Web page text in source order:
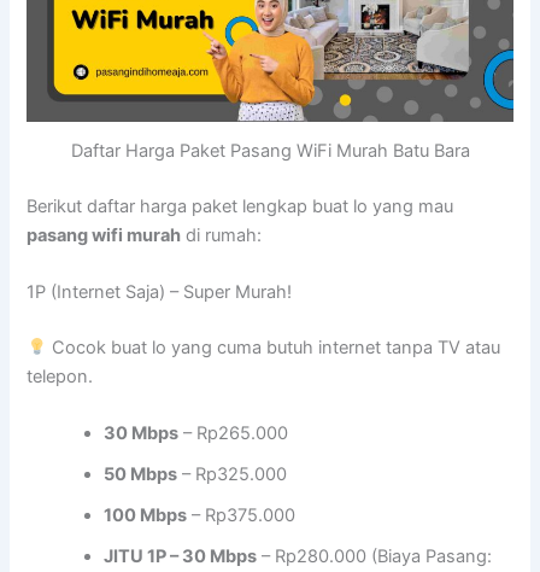
Daftar Harga Paket Pasang WiFi Murah Batu Bara
Berikut daftar harga paket lengkap buat lo yang mau
pasang wifi murah di rumah:
1P (Internet Saja) – Super Murah!
Cocok buat lo yang cuma butuh internet tanpa TV atau
telepon.
30 Mbps – Rp265.000
50 Mbps – Rp325.000
100 Mbps – Rp375.000
JITU 1P – 30 Mbps – Rp280.000 (Biaya Pasang: